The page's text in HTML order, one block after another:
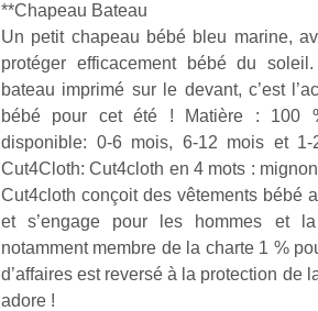
**Chapeau Bateau
Un petit chapeau bébé bleu marine,
protéger efficacement bébé du
bateau imprimé sur le devant, c’est
bébé pour cet été ! Matière : 100
disponible: 0-6 mois, 6-12 mois et
Cut4Cloth: Cut4cloth en 4 mots :
Cut4cloth conçoit des vêtements bébé
et s’engage pour les hommes et
notamment membre de la charte 1 %
d’affaires est reversé à la protection de
adore !